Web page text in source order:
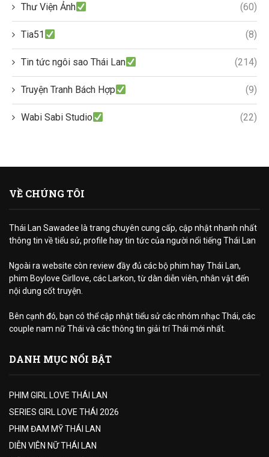
Thư Viện Ảnh (60)
Tia51 (8)
Tin tức ngôi sao Thái Lan (214)
Truyện Tranh Bách Hợp (9)
Wabi Sabi Studio (22)
VỀ CHÚNG TÔI
Thái Lan Sawadee là trang chuyên cung cấp, cập nhật nhanh nhất
thông tin về tiểu sử, profile hay tin tức của người nổi tiếng Thái Lan
Ngoài ra website còn review đầy đủ các bộ phim hay Thái Lan,
phim Boylove Girllove, các Larkon, từ dàn diễn viên, nhân vật đến
nội dung cốt truyện.
Bên cạnh đó, bạn có thể cập nhật tiểu sử các nhóm nhạc Thái, các
couple nam nữ Thái và các thông tin giải trí Thái mới nhất.
DANH MỤC NỔI BẬT
PHIM GIRL LOVE THÁI LAN
SERIES GIRL LOVE THÁI 2026
PHIM ĐAM MỸ THÁI LAN
DIỄN VIÊN NỮ THÁI LAN